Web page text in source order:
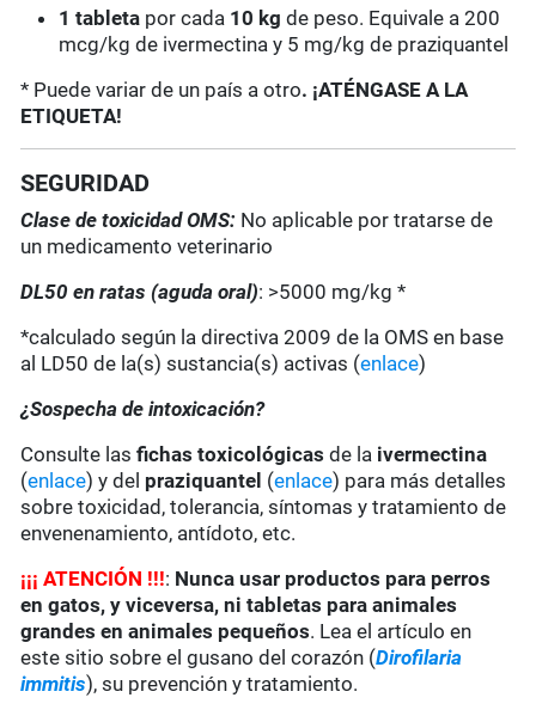
1 tableta por cada 10 kgde peso. Equivale a 200
mcg/kg de ivermectina y 5 mg/kg de praziquantel
* Puede variar de un país a otro. ¡ATÉNGASE A LA
ETIQUETA!
SEGURIDAD
Clase de toxicidad OMS: No aplicable por tratarse de
un medicamento veterinario
DL50 en ratas (aguda oral): >5000 mg/kg *
*calculado según la directiva 2009 de la OMS en base
al LD50 de la(s) sustancia(s) activas (enlace)
¿Sospecha de intoxicación?
Consulte lasfichas toxicológicas de la ivermectina
(enlace) y del praziquantel (enlace) para más detalles
sobre toxicidad, tolerancia, síntomas y tratamiento de
envenenamiento, antídoto, etc.
¡¡¡ATENCIÓN !!!: Nunca usar productos para perros
en gatos, y viceversa, ni tabletas para animales
grandes en animales pequeños. Lea el artículo en
este sitio sobre el gusano del corazón (Dirofilaria
immitis), su prevención y tratamiento.